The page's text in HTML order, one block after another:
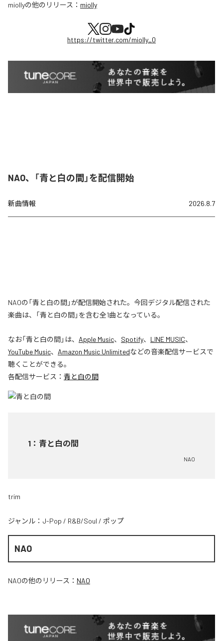
miollyの他のリリース： miolly
https://twitter.com/miolly_0
NAO、「青と白の間」を配信開始
新曲情報 2026.8.7
NAOの「青と白の間」が配信開始された。今回デジタル配信された
楽曲は、「青と白の間」を含む全1曲となっている。
なお「青と白の間」は、 Apple Music、 Spotify、 LINE MUSIC、
YouTube Music、 Amazon Music Unlimitedなどの音楽配信サービスで
聴くことができる。
各配信サービス： 青と白の間
1 ： 青と白の間
NAO
trim
ジャンル： J-Pop / R&B/Soul / ポップ
NAO
NAOの他のリリース： NAO